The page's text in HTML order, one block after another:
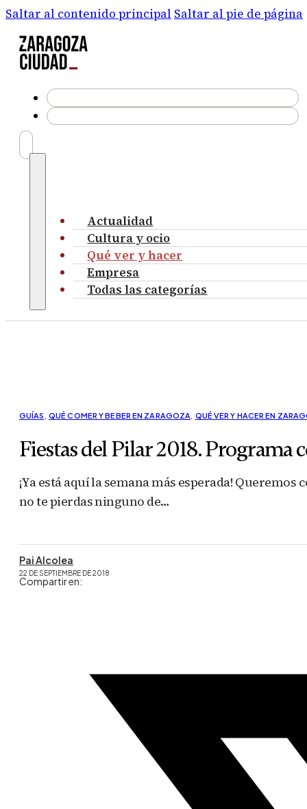
Saltar al contenido principal Saltar al pie de página
Actualidad
Cultura y ocio
Qué ver y hacer
Empresa
Todas las categorías
GUÍAS , QUÉ COMER Y BEBER EN ZARAGOZA, QUÉ VER Y HACER EN
Fiestas del Pilar 2018. Programa
¡Ya está aquí la semana más esperada!
no te pierdas ninguno de…
Pai Alcolea
22 DE SEPTIEMBRE DE 2018
Compartir en: